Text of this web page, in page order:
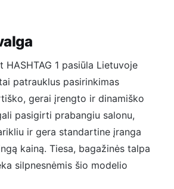
HASHTAG 1 pasiūla Lietuvoje
patrauklus pasirinkimas
gerai įrengto ir dinamiško
pasigirti prabangiu salonu,
ir gera standartine įranga
kainą. Tiesa, bagažinės talpa
silpnesnėmis šio modelio